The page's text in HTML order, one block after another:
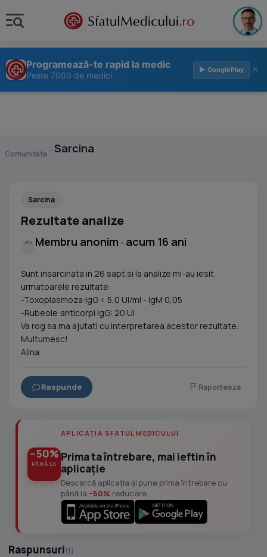
Programează-te rapid la medic
Peste 7000 de medici
▶ GooglePlay ×
Comunitate Sarcina
Sarcina
Rezultate analize
Membru anonim · acum 16 ani
Sunt insarcinata in 26 sapt.si la analize mi-au iesit
urmatoarele rezultate:
-Toxoplasmoza:IgG < 5,0 UI/ml - IgM 0,05
-Rubeole:anticorpi IgG: 20 UI
Va rog sa ma ajutati cu interpretarea acestor rezultate.
Multumesc!
Alina
Raspunde Raporteaza
−50%
PÂNĂ LA
APLICAȚIA SFATUL MEDICULUI
Prima ta întrebare, mai ieftin în
aplicație
Descarcă aplicația și pune prima întrebare cu
până la −50% reducere.
Raspunsuri(1)